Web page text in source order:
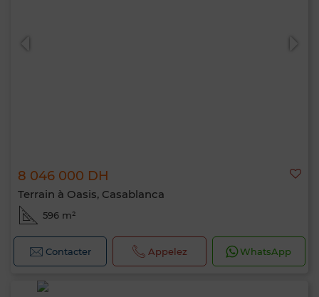
8 046 000 DH
Terrain à Oasis, Casablanca
596 m²
Contacter Appelez WhatsApp